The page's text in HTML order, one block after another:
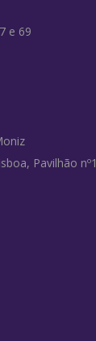
e 69
Pavilhão nº1